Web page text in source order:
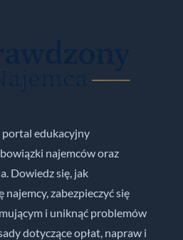
portal edukacyjny
najemców oraz
Dowiedz się, jak
zabezpieczyć się
i uniknąć problemów
dotyczące opłat, napraw i